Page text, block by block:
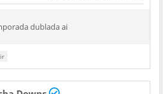
dublada ai